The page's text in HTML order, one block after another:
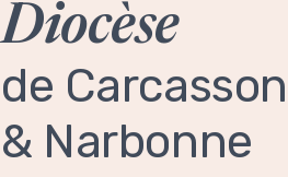
Diocèse
de
& Narbonne